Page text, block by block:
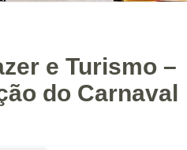
e Turismo –
do Carnaval